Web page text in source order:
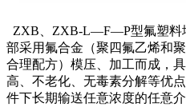
ZXB、ZXB-L—F—P型氟塑料
部采用氟合金（聚四氟乙烯和
合理配方）模压、加工而成，
高、不老化、无毒素分解等优
件下长期输送任意浓度的任意